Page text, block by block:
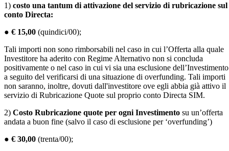
1) costo una tantum di attivazione del servizio di rubricazione sul
conto Directa:
● € 15,00 (quindici/00);
Tali importi non sono rimborsabili nel caso in cui l’Offerta alla quale
Investitore ha aderito con Regime Alternativo non si concluda
positivamente o nel caso in cui vi sia una esclusione dell’Investimento
a seguito del verificarsi di una situazione di overfunding. Tali importi
non saranno, inoltre, dovuti dall'investitore ove egli abbia già attivo il
servizio di Rubricazione Quote sul proprio conto Directa SIM.
2) Costo Rubricazione quote per ogni Investimento su un’offerta
andata a buon fine (salvo il caso di esclusione per ‘overfunding’)
● € 30,00 (trenta/00);